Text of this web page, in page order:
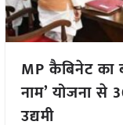
MP कैबिनेट का
नाम’ योजना से
उद्यमी